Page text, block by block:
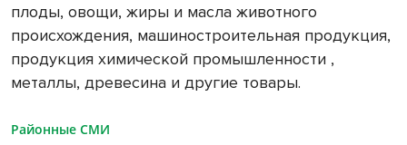
плоды, овощи, жиры и масла животного
происхождения, машиностроительная продукция,
продукция химической промышленности ,
металлы, древесина и другие товары.
Районные СМИ